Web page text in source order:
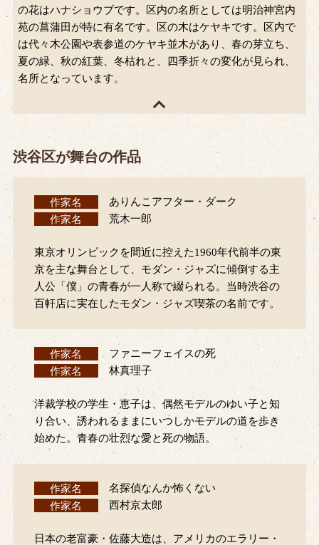
の花はハナショウブです。区内の名所としては明治神宮内
苑の菖蒲田が特に有名です。区の木はケヤキです。区内で
は代々木公園や表参道のケヤキ並木があり、春の芽立ち、
夏の緑、秋の紅葉、冬枯れと、四季折々の変化が見られ、
名所となっています。
渋谷区が舞台の作品
作家名
ありんこアフター・ダーク
作家名
荒木一郎
東京オリンピックを間近に控えた1960年代前半の東
京を主な舞台として、モダン・ジャズに傾倒する主
人公「僕」の青春が一人称で綴られる。当時渋谷の
百軒店に実在したモダン・ジャズ喫茶の名前です。
作家名
ファニーフェイスの死
作家名
林真理子
洋裁学校の学生・恵子は、偶然モデルのゆい子と知
り合い、誘われるままにいつしかモデルの道を歩き
始めた。青春の壮烈な愛と死の物語。
作家名
名探偵なんか怖くない
作家名
西村京太郎
日本の老富豪・佐藤大造は、アメリカのエラリー・